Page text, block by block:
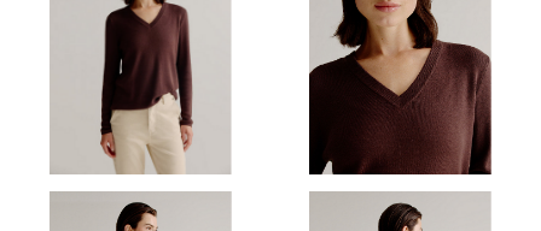
Astrid
Sweater
Noteboom